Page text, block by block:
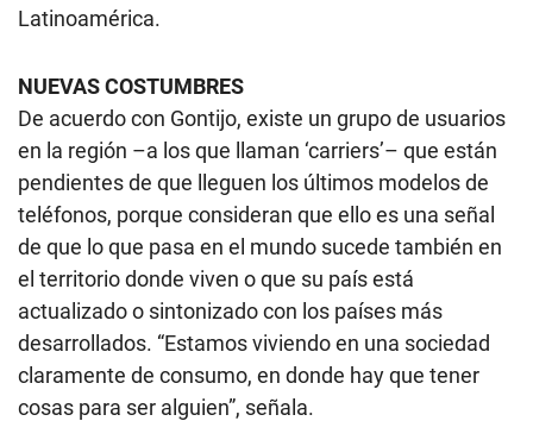
Latinoamérica.
NUEVASCOSTUMBRES
De acuerdo con Gontijo, existe un grupo de usuarios
en la región –a los que llaman ‘carriers’– que están
pendientes de que lleguen los últimos modelos de
teléfonos, porque consideran que ello es una señal
de que lo que pasa en el mundo sucede también en
el territorio donde viven o que su país está
actualizado o sintonizado con los países más
desarrollados. “Estamos viviendo en una sociedad
claramente de consumo, en donde hay que tener
cosas para ser alguien”, señala.